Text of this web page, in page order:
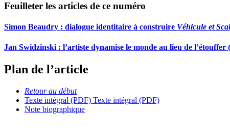
Feuilleter les articles de ce numéro
Simon Beaudry : dialogue identitaire à construire Véhicule et
Jan Swidzinski : l’artiste dynamise le monde au lieu de l’étouffer
Plan de l’article
Retour au début
Texte intégral (PDF) Texte intégral (PDF)
Note biographique